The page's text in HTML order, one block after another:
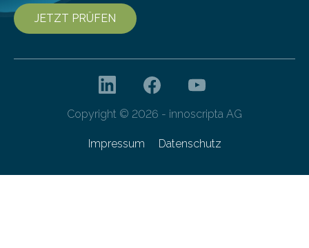
JETZT PRÜFEN
Copyright © 2026 - innoscripta AG
Impressum Datenschutz